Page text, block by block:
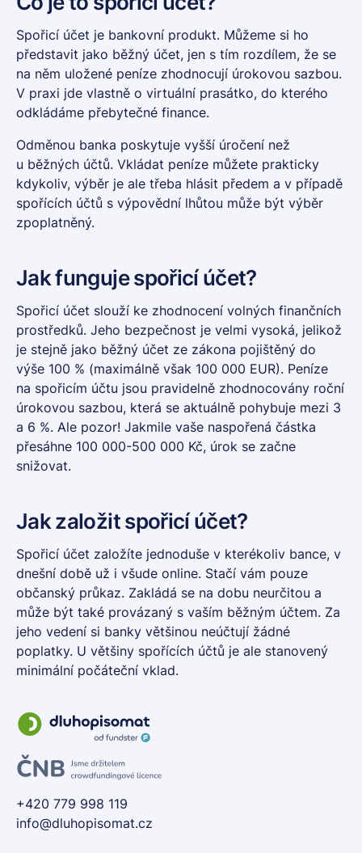
Spořicí účet je bankovní produkt. Můžeme si ho
představit jako běžný účet, jen s tím rozdílem, že se
na něm uložené peníze zhodnocují úrokovou sazbou.
V praxi jde vlastně o virtuální prasátko, do kterého
odkládáme přebytečné finance.
Odměnou banka poskytuje vyšší úročení než
u běžných účtů. Vkládat peníze můžete prakticky
kdykoliv, výběr je ale třeba hlásit předem a v případě
spořících účtů s výpovědní lhůtou může být výběr
zpoplatněný.
Jak funguje spořicí účet?
Spořicí účet slouží ke zhodnocení volných finančních
prostředků. Jeho bezpečnost je velmi vysoká, jelikož
je stejně jako běžný účet ze zákona pojištěný do
výše 100 % (maximálně však 100 000 EUR). Peníze
na spořicím účtu jsou pravidelně zhodnocovány roční
úrokovou sazbou, která se aktuálně pohybuje mezi 3
a 6 %. Ale pozor! Jakmile vaše naspořená částka
přesáhne 100 000-500 000 Kč, úrok se začne
snižovat.
Jak založit spořicí účet?
Spořicí účet založíte jednoduše v kterékoliv bance, v
dnešní době už i všude online. Stačí vám pouze
občanský průkaz. Zakládá se na dobu neurčitou a
může být také provázaný s vaším běžným účtem. Za
jeho vedení si banky většinou neúčtují žádné
poplatky. U většiny spořících účtů je ale stanovený
minimální počáteční vklad.
+420 779 998 119
info@dluhopisomat.cz